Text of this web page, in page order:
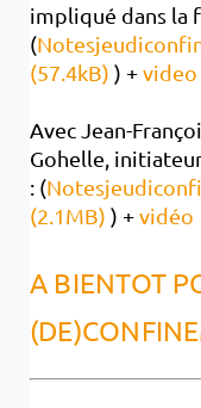
impliqué dans la
(
(57.4kB) ) +video
Avec Jean-
Gohelle,
: (
(2.1MB) ) +vidéo
A BIENTOT